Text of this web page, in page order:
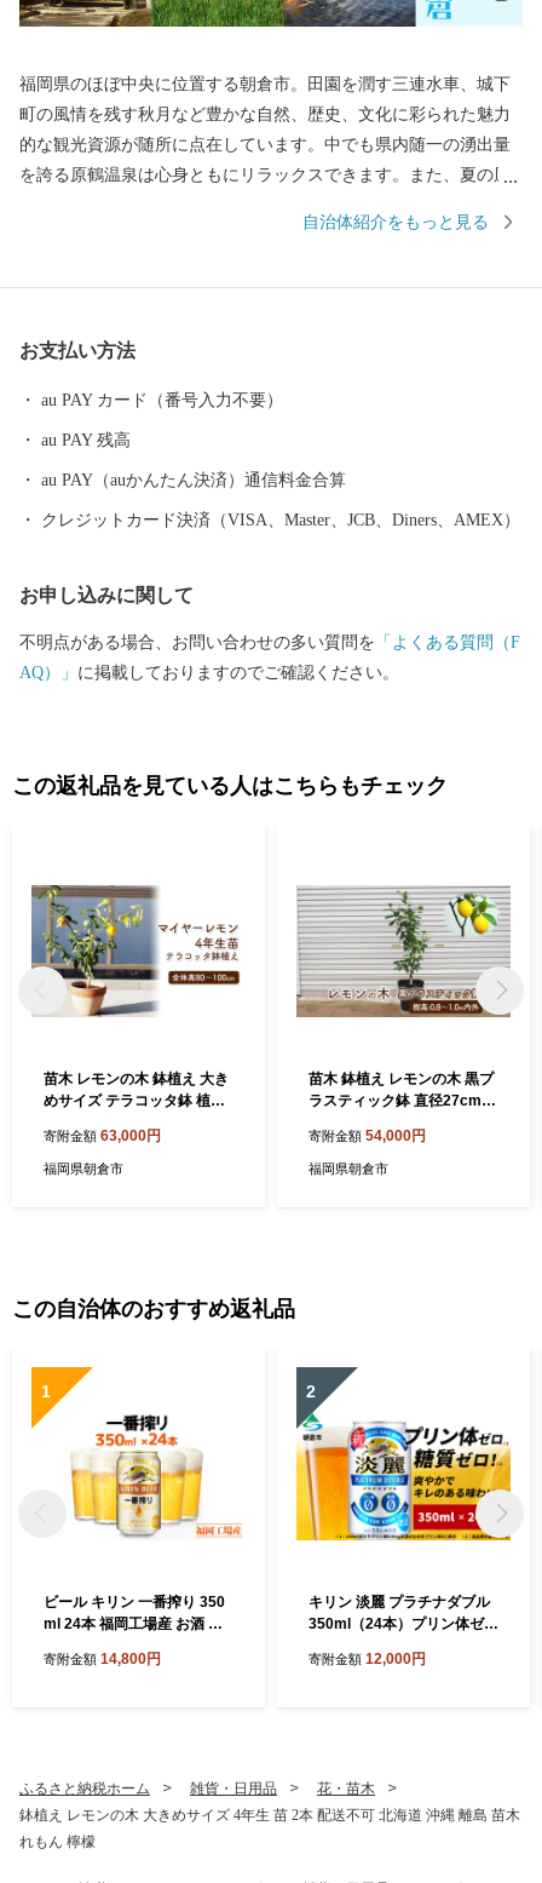
福岡県のほぼ中央に位置する朝倉市。田園を潤す三連水車、城下
町の風情を残す秋月など豊かな自然、歴史、文化に彩られた魅力
的な観光資源が随所に点在しています。中でも県内随一の湧出量
を誇る原鶴温泉は心身ともにリラックスできます。また、夏の風
とされています。春には桜で有名な甘木公園。桜を眺めながらお
自治体紹介をもっと見る
お支払い方法
au PAY カード（番号入力不要）
au PAY 残高
au PAY（auかんたん決済）通信料金合算
クレジットカード決済（VISA、Master、JCB、Diners、AMEX）
お申し込みに関して
不明点がある場合、お問い合わせの多い質問を 「よくある質問（F
AQ）」 に掲載しておりますのでご確認ください。
この返礼品を見ている人はこちらもチェック
苗木 レモンの木 鉢植え 大き
めサイズ テラコッタ鉢 植物
送不可:北海道、沖縄、離島
寄附金額 63,000円
福岡県朝倉市
苗木 鉢植え レモンの木 黒プ
ラスティック鉢 直径27cm
配送不可:北海道、沖縄、離
島
寄附金額 54,000円
福岡県朝倉市
この自治体のおすすめ返礼品
1
ビール キリン 一番搾り 350
ml 24本 福岡工場産 お酒 キ
ル ギフト 内祝い ケース 一番
寄附金額 14,800円
2
キリン 淡麗 プラチナダブル
350ml（24本）プリン体ゼロ
福岡工場産 ALC.5.5% アル
寄附金額 12,000円
ふるさと納税ホーム 雑貨・日用品
花・苗木
鉢植え レモンの木 大きめサイズ 4年生 苗 2本 配送不可 北海道 沖縄 離島 苗木
れもん 檸檬